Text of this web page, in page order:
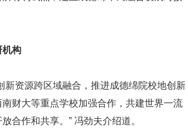
机构
新资源跨区域融合，推进成德绵院校地创新
财大等重点学校加强合作，共建世界一流
合作和共享。” 冯劲夫介绍道。